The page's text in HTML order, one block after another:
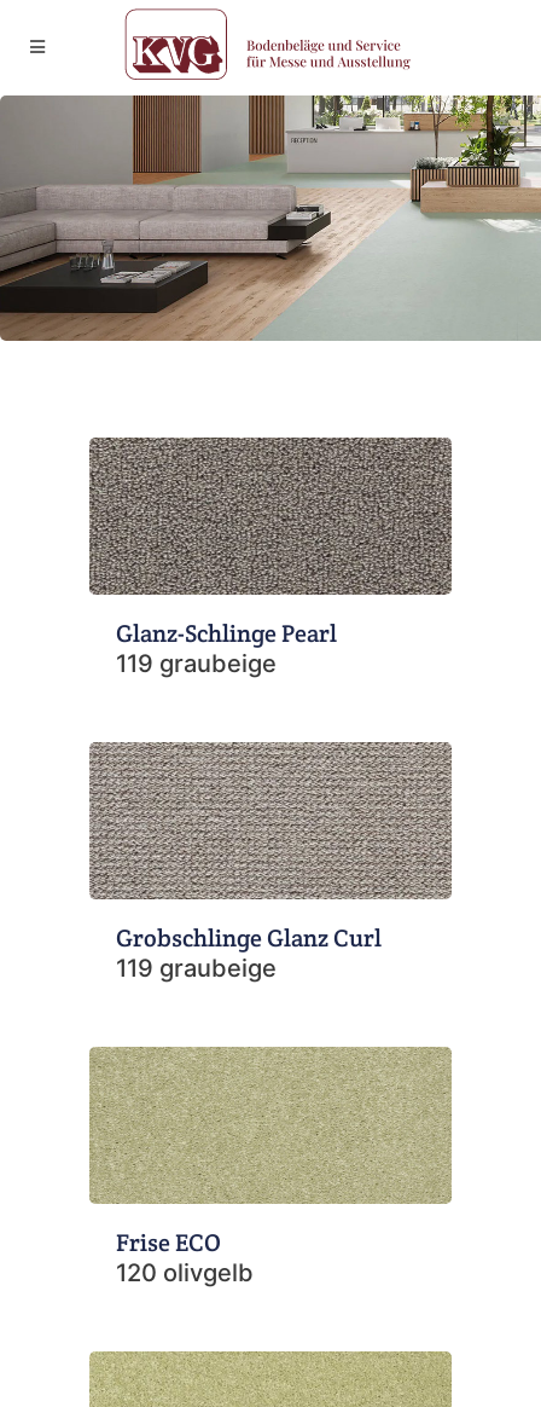
Glanz-Schlinge Pearl
119 graubeige
Grobschlinge Glanz Curl
119 graubeige
Frise ECO
120 olivgelb